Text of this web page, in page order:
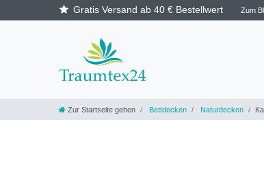
Zum
Gratis Versand ab 40 € Bestellwert
Zur Startseite gehen Bettdecken Naturdecken